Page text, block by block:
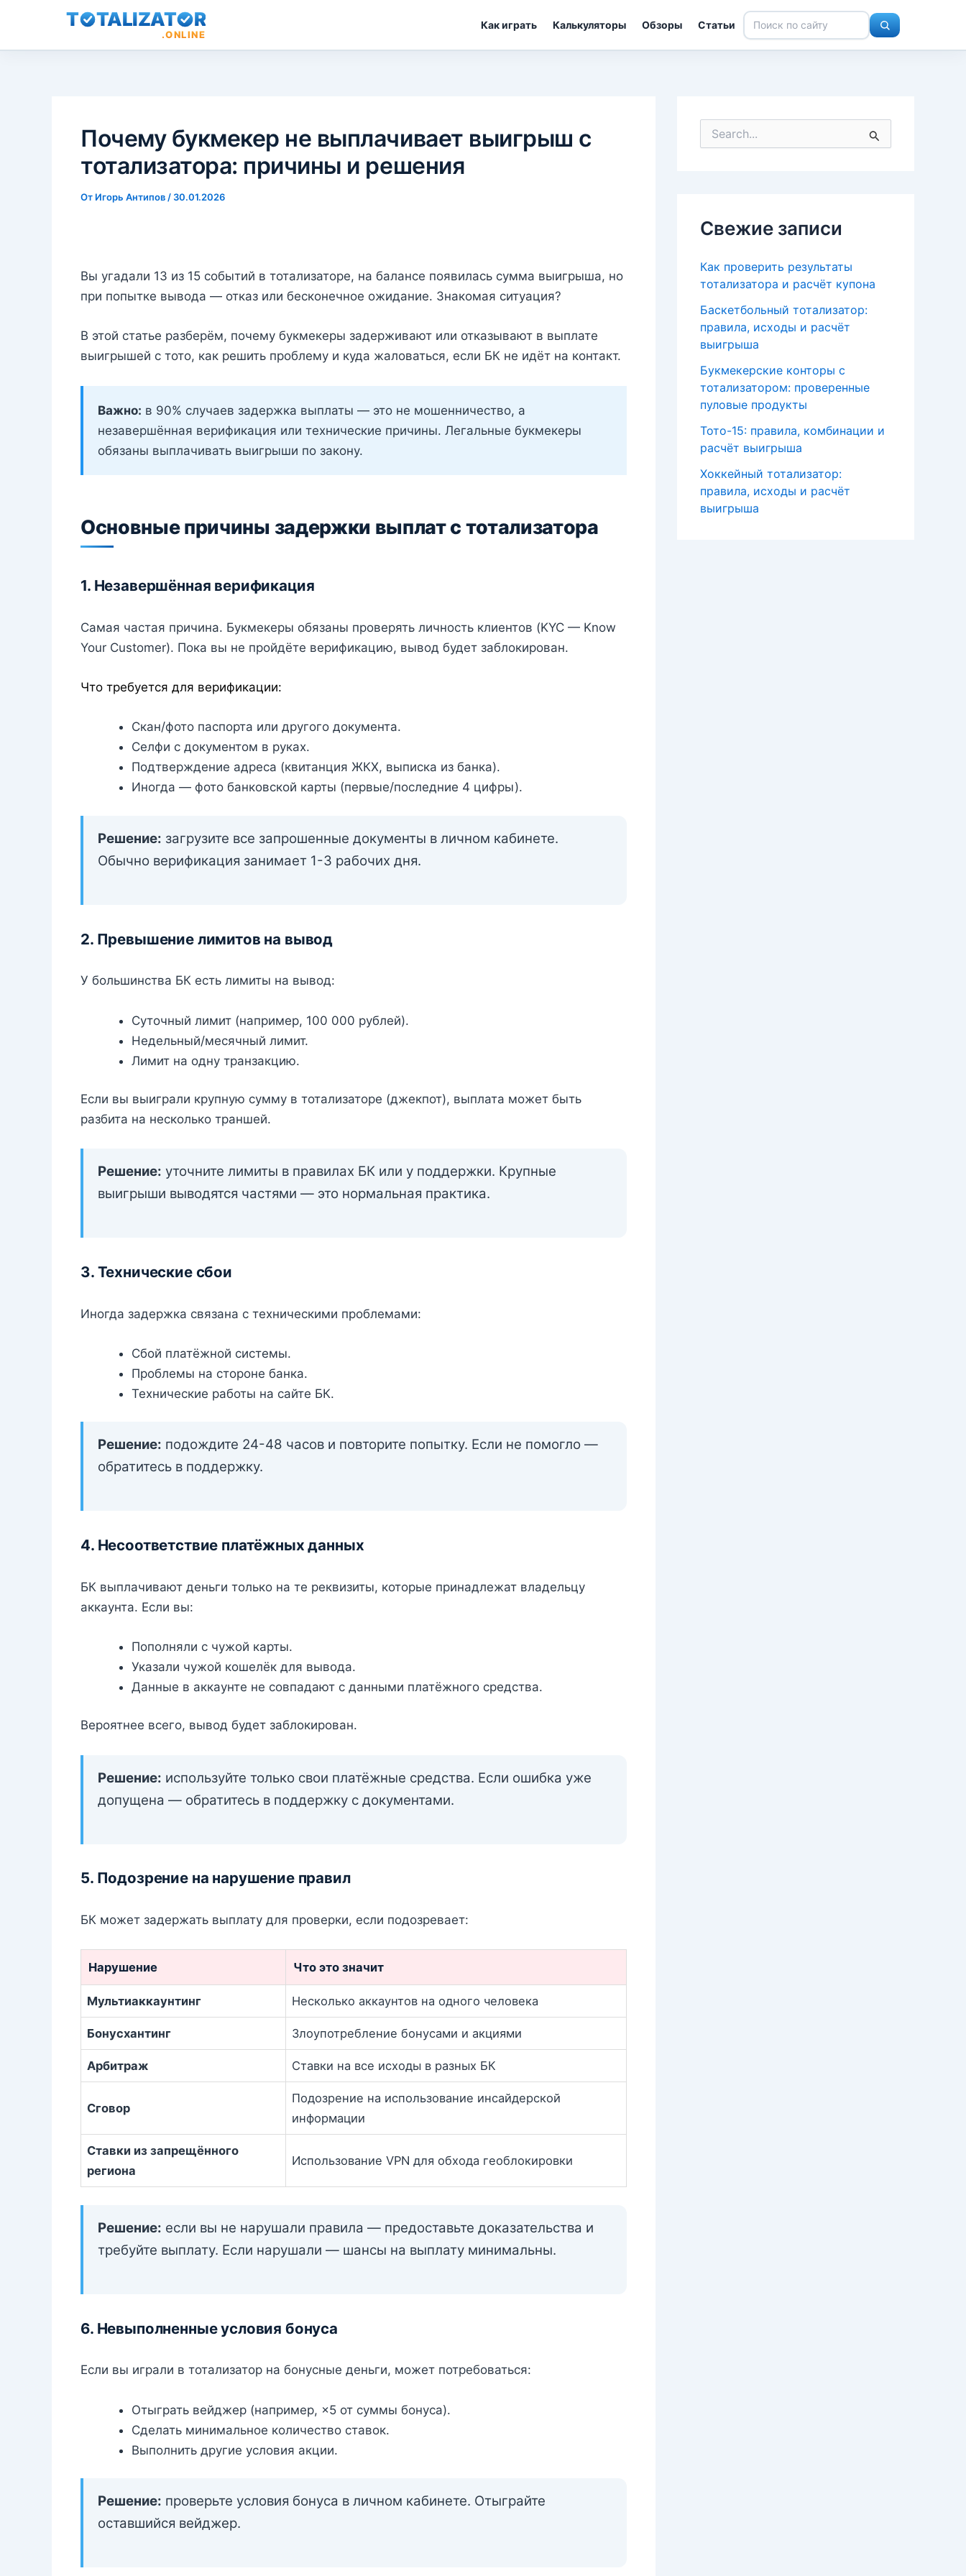
T TALIZAT R
.ONLINE
Как играть Калькуляторы Обзоры Статьи
Почему букмекер не выплачивает выигрыш с
тотализатора: причины и решения
От Игорь Антипов / 30.01.2026
Вы угадали 13 из 15 событий в тотализаторе, на балансе появилась сумма выигрыша, но
при попытке вывода — отказ или бесконечное ожидание. Знакомая ситуация?
В этой статье разберём, почему букмекеры задерживают или отказывают в выплате
выигрышей с тото, как решить проблему и куда жаловаться, если БК не идёт на контакт.
Важно: в 90% случаев задержка выплаты — это не мошенничество, а
незавершённая верификация или технические причины. Легальные букмекеры
обязаны выплачивать выигрыши по закону.
Основные причины задержки выплат с тотализатора
1. Незавершённая верификация
Самая частая причина. Букмекеры обязаны проверять личность клиентов (KYC — Know
Your Customer). Пока вы не пройдёте верификацию, вывод будет заблокирован.
Что требуется для верификации:
Скан/фото паспорта или другого документа.
Селфи с документом в руках.
Подтверждение адреса (квитанция ЖКХ, выписка из банка).
Иногда — фото банковской карты (первые/последние 4 цифры).
Решение: загрузите все запрошенные документы в личном кабинете.
Обычно верификация занимает 1-3 рабочих дня.
2. Превышение лимитов на вывод
У большинства БК есть лимиты на вывод:
Суточный лимит (например, 100 000 рублей).
Недельный/месячный лимит.
Лимит на одну транзакцию.
Если вы выиграли крупную сумму в тотализаторе (джекпот), выплата может быть
разбита на несколько траншей.
Решение: уточните лимиты в правилах БК или у поддержки. Крупные
выигрыши выводятся частями — это нормальная практика.
3. Технические сбои
Иногда задержка связана с техническими проблемами:
Сбой платёжной системы.
Проблемы на стороне банка.
Технические работы на сайте БК.
Решение: подождите 24-48 часов и повторите попытку. Если не помогло —
обратитесь в поддержку.
4. Несоответствие платёжных данных
БК выплачивают деньги только на те реквизиты, которые принадлежат владельцу
аккаунта. Если вы:
Пополняли с чужой карты.
Указали чужой кошелёк для вывода.
Данные в аккаунте не совпадают с данными платёжного средства.
Вероятнее всего, вывод будет заблокирован.
Решение: используйте только свои платёжные средства. Если ошибка уже
допущена — обратитесь в поддержку с документами.
5. Подозрение на нарушение правил
БК может задержать выплату для проверки, если подозревает:
Нарушение Что это значит
Мультиаккаунтинг Несколько аккаунтов на одного человека
Бонусхантинг Злоупотребление бонусами и акциями
Арбитраж Ставки на все исходы в разных БК
Сговор
Подозрение на использование инсайдерской
информации
Ставки из запрещённого
региона
Использование VPN для обхода геоблокировки
Решение: если вы не нарушали правила — предоставьте доказательства и
требуйте выплату. Если нарушали — шансы на выплату минимальны.
6. Невыполненные условия бонуса
Если вы играли в тотализатор на бонусные деньги, может потребоваться:
Отыграть вейджер (например, ×5 от суммы бонуса).
Сделать минимальное количество ставок.
Выполнить другие условия акции.
Решение: проверьте условия бонуса в личном кабинете. Отыграйте
оставшийся вейджер.
Свежие записи
Как проверить результаты
тотализатора и расчёт купона
Баскетбольный тотализатор:
правила, исходы и расчёт
выигрыша
Букмекерские конторы с
тотализатором: проверенные
пуловые продукты
Тото-15: правила, комбинации и
расчёт выигрыша
Хоккейный тотализатор:
правила, исходы и расчёт
выигрыша